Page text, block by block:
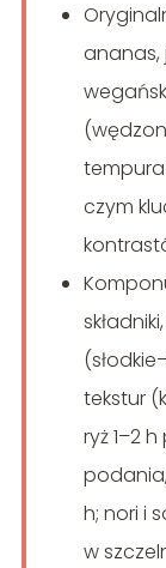
ananas,
tempura
czym
tekstur
ryż 1–2
h; nori i
w